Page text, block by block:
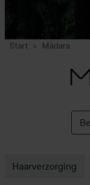
Start Mádara
Haarverzorging